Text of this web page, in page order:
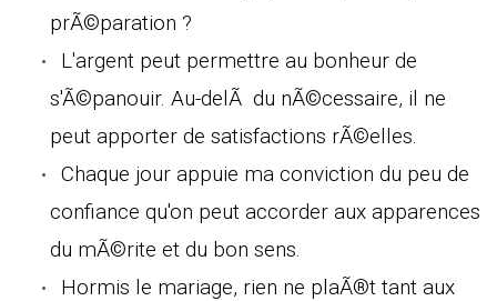
prÃ©paration ?
L'argent peut permettre au bonheur de
s'Ã©panouir. Au-delÃ du nÃ©cessaire, il ne
peut apporter de satisfactions rÃ©elles.
Chaque jour appuie ma conviction du peu de
confiance qu'on peut accorder aux apparences
du mÃ©rite et du bon sens.
Hormis le mariage, rien ne plaÃ®t tant aux